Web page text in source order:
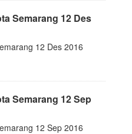
Semarang 12 Des
12 Des 2016
Semarang 12 Sep
12 Sep 2016